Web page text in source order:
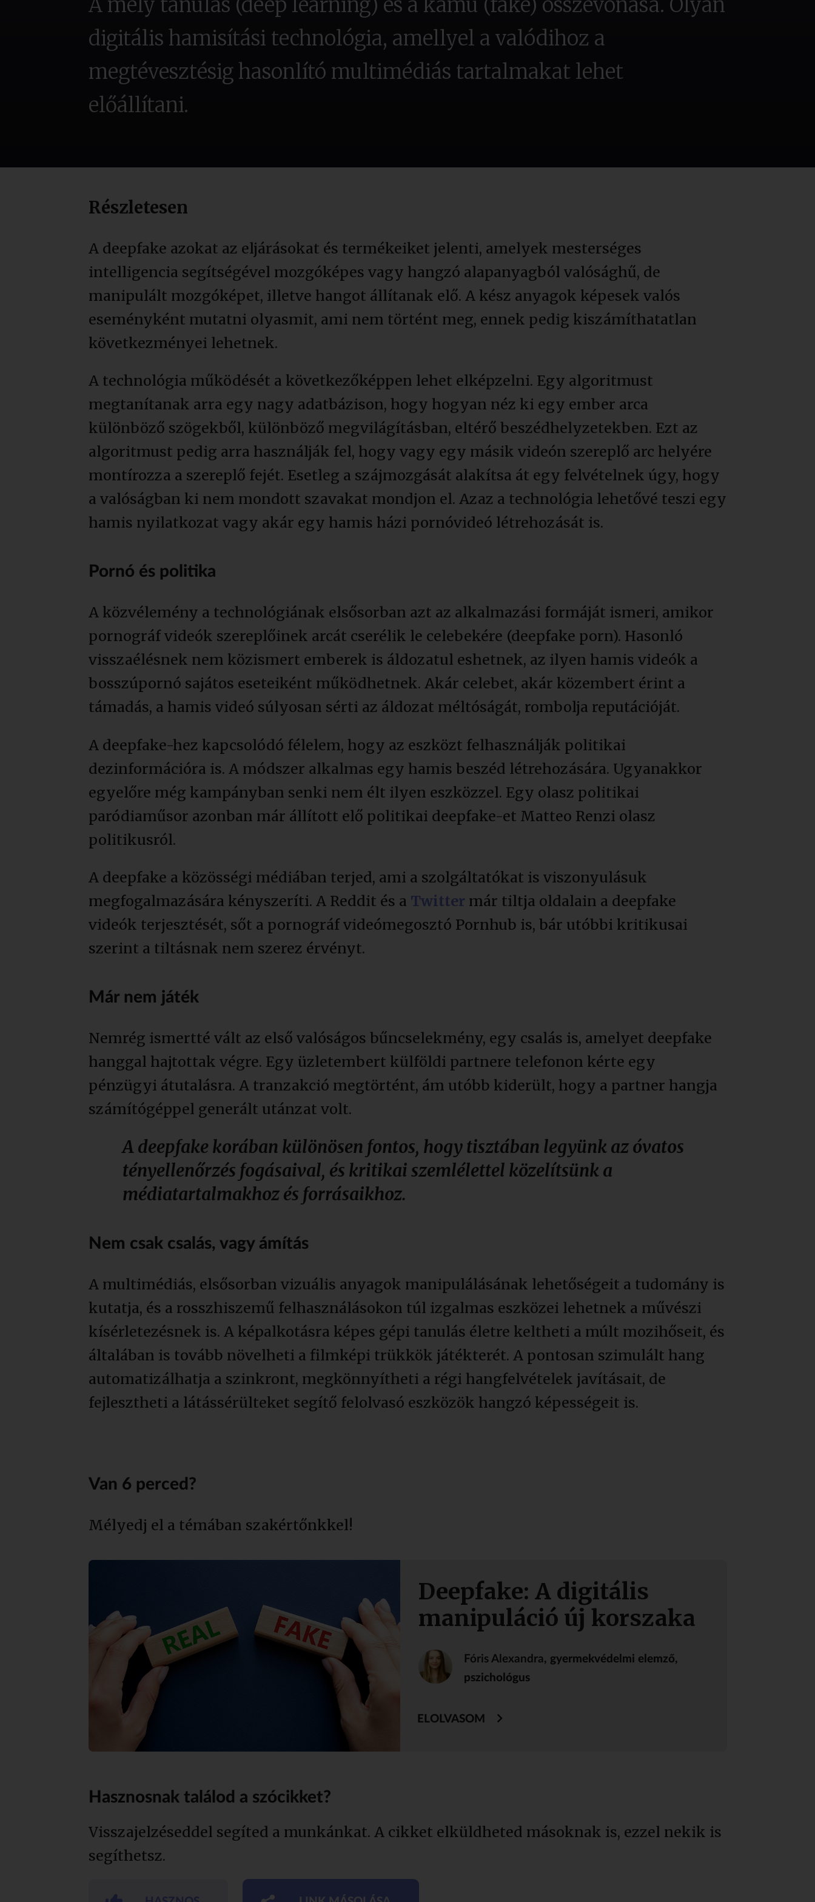
A mély tanulás (deep learning) és a kamu (fake) összevonása. Olyan
digitális hamisítási technológia, amellyel a valódihoz a
megtévesztésig hasonlító multimédiás tartalmakat lehet
előállítani.
Részletesen
A deepfake azokat az eljárásokat és termékeiket jelenti, amelyek mesterséges
intelligencia segítségével mozgóképes vagy hangzó alapanyagból valósághű, de
manipulált mozgóképet, illetve hangot állítanak elő. A kész anyagok képesek valós
eseményként mutatni olyasmit, ami nem történt meg, ennek pedig kiszámíthatatlan
következményei lehetnek.
A technológia működését a következőképpen lehet elképzelni. Egy algoritmust
megtanítanak arra egy nagy adatbázison, hogy hogyan néz ki egy ember arca
különböző szögekből, különböző megvilágításban, eltérő beszédhelyzetekben. Ezt az
algoritmust pedig arra használják fel, hogy vagy egy másik videón szereplő arc helyére
montírozza a szereplő fejét. Esetleg a szájmozgását alakítsa át egy felvételnek úgy, hogy
a valóságban ki nem mondott szavakat mondjon el. Azaz a technológia lehetővé teszi egy
hamis nyilatkozat vagy akár egy hamis házi pornóvideó létrehozását is.
Pornó és politika
A közvélemény a technológiának elsősorban azt az alkalmazási formáját ismeri, amikor
pornográf videók szereplőinek arcát cserélik le celebekére (deepfake porn). Hasonló
visszaélésnek nem közismert emberek is áldozatul eshetnek, az ilyen hamis videók a
bosszúpornó sajátos eseteiként működhetnek. Akár celebet, akár közembert érint a
támadás, a hamis videó súlyosan sérti az áldozat méltóságát, rombolja reputációját.
A deepfake-hez kapcsolódó félelem, hogy az eszközt felhasználják politikai
dezinformációra is. A módszer alkalmas egy hamis beszéd létrehozására. Ugyanakkor
egyelőre még kampányban senki nem élt ilyen eszközzel. Egy olasz politikai
paródiaműsor azonban már állított elő politikai deepfake-et Matteo Renzi olasz
politikusról.
A deepfake a közösségi médiában terjed, ami a szolgáltatókat is viszonyulásuk
megfogalmazására kényszeríti. A Reddit és a Twitter már tiltja oldalain a deepfake
videók terjesztését, sőt a pornográf videómegosztó Pornhub is, bár utóbbi kritikusai
szerint a tiltásnak nem szerez érvényt.
Már nem játék
Nemrég ismertté vált az első valóságos bűncselekmény, egy csalás is, amelyet deepfake
hanggal hajtottak végre. Egy üzletembert külföldi partnere telefonon kérte egy
pénzügyi átutalásra. A tranzakció megtörtént, ám utóbb kiderült, hogy a partner hangja
számítógéppel generált utánzat volt.
A deepfake korában különösen fontos, hogy tisztában legyünk az óvatos
tényellenőrzés fogásaival, és kritikai szemlélettel közelítsünk a
médiatartalmakhoz és forrásaikhoz.
Nem csak csalás, vagy ámítás
A multimédiás, elsősorban vizuális anyagok manipulálásának lehetőségeit a tudomány is
kutatja, és a rosszhiszemű felhasználásokon túl izgalmas eszközei lehetnek a művészi
kísérletezésnek is. A képalkotásra képes gépi tanulás életre keltheti a múlt mozihőseit, és
általában is tovább növelheti a filmképi trükkök játékterét. A pontosan szimulált hang
automatizálhatja a szinkront, megkönnyítheti a régi hangfelvételek javításait, de
fejlesztheti a látássérülteket segítő felolvasó eszközök hangzó képességeit is.
Van 6 perced?
Mélyedj el a témában szakértőnkkel!
Deepfake: A digitális
manipuláció új korszaka
Fóris Alexandra, gyermekvédelmi elemző,
pszichológus
ELOLVASOM
Hasznosnak találod a szócikket?
Visszajelzéseddel segíted a munkánkat. A cikket elküldheted másoknak is, ezzel nekik is
segíthetsz.